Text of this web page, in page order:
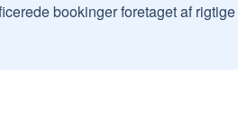
bookinger foretaget af